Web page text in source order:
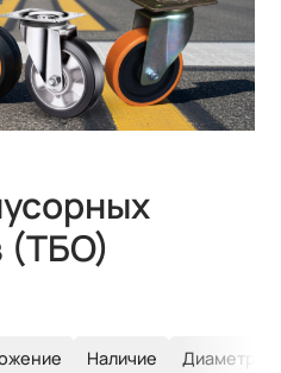
(ТБО)
Наличие Диаметр